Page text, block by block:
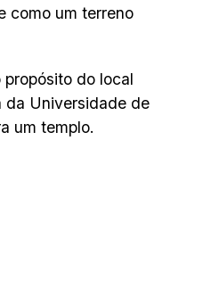
como um terreno
do local
da Universidade de
um templo.